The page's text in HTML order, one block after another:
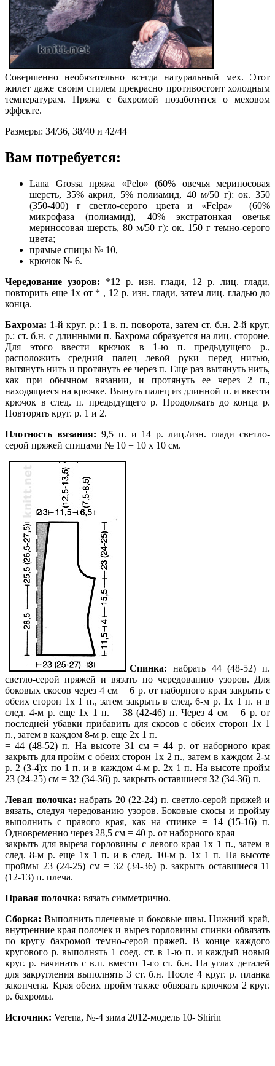
Совершенно необязательно всегда натуральный мех. Этот
жилет даже своим стилем прекрасно противостоит холодным
температурам. Пряжа с бахромой позаботится о меховом
эффекте.
Размеры: 34/36, 38/40 и 42/44
Вам потребуется:
Lana Grossa пряжа «Реlо» (60% овечья мериносовая
шерсть, 35% акрил, 5% полиамид, 40 м/50 г): ок. 350
(350-400) г светло-серого цвета и «Felpa» (60%
микрофаза (полиамид), 40% экстратонкая овечья
мериносовая шерсть, 80 м/50 г): ок. 150 г темно-серого
цвета;
прямые спицы № 10,
крючок № 6.
Чередование узоров: *12 р. изн. глади, 12 р. лиц. глади,
повторить еще 1х от * , 12 р. изн. глади, затем лиц. гладью до
конца.
Бахрома: 1-й круг. р.: 1 в. п. поворота, затем ст. б.н. 2-й круг,
р.: ст. б.н. с длинными п. Бахрома образуется на лиц. стороне.
Для этого ввести крючок в 1-ю п. предыдущего р.,
расположить средний палец левой руки перед нитью,
вытянуть нить и протянуть ее через п. Еще раз вытянуть нить,
как при обычном вязании, и протянуть ее через 2 п.,
находящиеся на крючке. Вынуть палец из длинной п. и ввести
крючок в след. п. предыдущего р. Продолжать до конца р.
Повторять круг. р. 1 и 2.
Плотность вязания: 9,5 п. и 14 р. лиц./изн. глади светло-
серой пряжей спицами № 10 = 10 х 10 см.
Спинка: набрать 44 (48-52) п.
светло-серой пряжей и вязать по чередованию узоров. Для
боковых скосов через 4 см = 6 р. от наборного края закрыть с
обеих сторон 1x 1 п., затем закрыть в след. 6-м p. 1x 1 п. и в
след. 4-м р. еще 1x 1 п. = 38 (42-46) п. Через 4 см = 6 р. от
последней убавки прибавить для скосов с обеих сторон 1x 1
п., затем в каждом 8-м р. еще 2х 1 п.
= 44 (48-52) п. На высоте 31 см = 44 р. от наборного края
закрыть для пройм с обеих сторон 1х 2 п., затем в каждом 2-м
р. 2 (3-4)х по 1 п. и в каждом 4-м р. 2х 1 п. На высоте пройм
23 (24-25) см = 32 (34-36) р. закрыть оставшиеся 32 (34-36) п.
Левая полочка: набрать 20 (22-24) п. светло-серой пряжей и
вязать, следуя чередованию узоров. Боковые скосы и пройму
выполнить с правого края, как на спинке = 14 (15-16) п.
Одновременно через 28,5 см = 40 р. от наборного края
закрыть для выреза горловины с левого края 1x 1 п., затем в
след. 8-м р. еще 1x 1 п. и в след. 10-м p. 1x 1 п. На высоте
проймы 23 (24-25) см = 32 (34-36) р. закрыть оставшиеся 11
(12-13) п. плеча.
Правая полочка: вязать симметрично.
Сборка: Выполнить плечевые и боковые швы. Нижний край,
внутренние края полочек и вырез горловины спинки обвязать
по кругу бахромой темно-серой пряжей. В конце каждого
кругового р. выполнять 1 соед. ст. в 1-ю п. и каждый новый
круг. р. начинать с в.п. вместо 1-го ст. б.н. На углах деталей
для закругления выполнять 3 ст. б.н. После 4 круг. р. планка
закончена. Края обеих пройм также обвязать крючком 2 круг.
р. бахромы.
Источник: Verena, №-4 зима 2012-модель 10- Shirin